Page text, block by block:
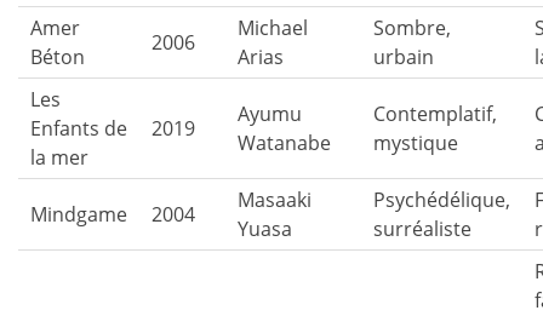
Amer
Béton
2006
Michael
Arias
Sombre,
urbain
Les
Enfants de
la mer
2019
Ayumu
Watanabe
Contemplatif,
mystique
Mindgame 2004
Masaaki
Yuasa
Psychédélique,
surréaliste